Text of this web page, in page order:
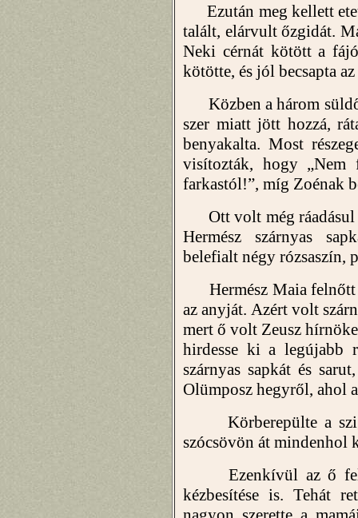
Ezután meg kellett
talált, elárvult őzgidát.
Neki cérnát kötött a
kötötte, és jól becsapta
Közben a három
szer miatt jött hozzá,
benyakalta. Most
visítozták, hogy
farkastól!”, míg Zoénak
Ott volt még ráadásul
Hermész szárnyas
belefialt négy rózsaszín,
Hermész Maia felnőtt
az anyját. Azért volt
mert ő volt Zeusz
hirdesse ki a legújabb
szárnyas sapkát és
Olümposz hegyről, ahol
Körberepülte a
szócsövön át mindenhol
Ezenkívül az ő
kézbesítése is. Tehát